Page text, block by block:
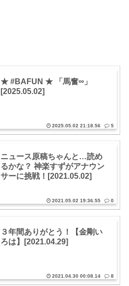
★ #BAFUN ★ 「馬奮∞」
[2025.05.02]
2025.05.02 21:18.56 5
ニュース原稿ちゃんと…読め
るかな？ 神楽すずがアナウン
サーに挑戦！[2021.05.02]
2021.05.02 19:36.55 0
３年間ありがとう！【金剛い
ろは】[2021.04.29]
2021.04.30 00:08.14 8